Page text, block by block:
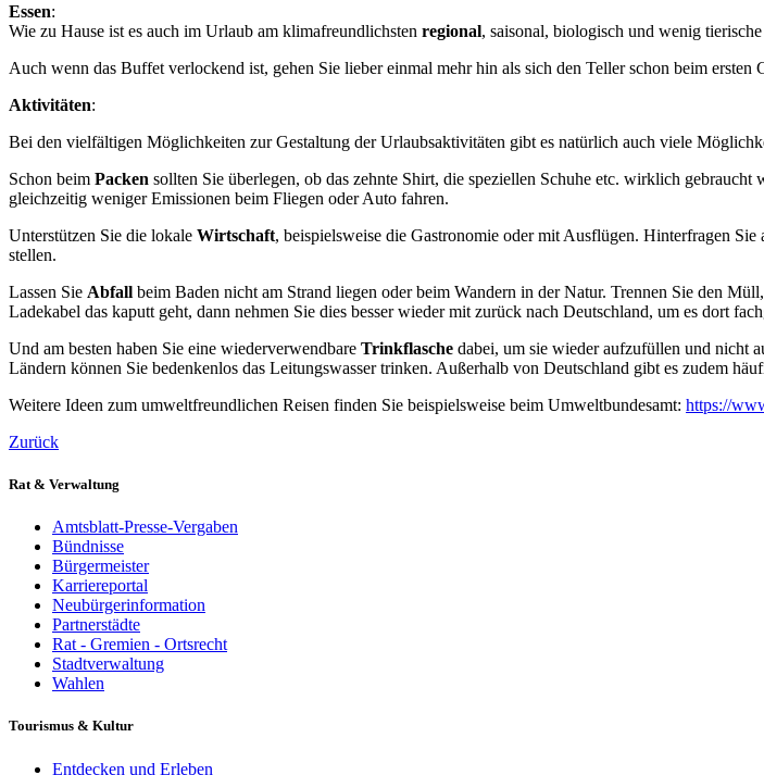
Essen:
Wie zu Hause ist es auch im Urlaub am klimafreundlichsten regional, saisonal, biologisch und wenig
Auch wenn das Buffet verlockend ist, gehen Sie lieber einmal mehr hin als sich den Teller schon beim ersten
Aktivitäten:
Bei den vielfältigen Möglichkeiten zur Gestaltung der Urlaubsaktivitäten gibt es natürlich auch viele
Schon beim Packen sollten Sie überlegen, ob das zehnte Shirt, die speziellen Schuhe etc. wirklich
gleichzeitig weniger Emissionen beim Fliegen oder Auto fahren.
Unterstützen Sie die lokale Wirtschaft, beispielsweise die Gastronomie oder mit Ausflügen. Hinterfragen
stellen.
Lassen Sie Abfall beim Baden nicht am Strand liegen oder beim Wandern in der Natur. Trennen Sie den
Ladekabel das kaputt geht, dann nehmen Sie dies besser wieder mit zurück nach Deutschland, um es dort
Und am besten haben Sie eine wiederverwendbare Trinkflasche dabei, um sie wieder aufzufüllen und nicht
Ländern können Sie bedenkenlos das Leitungswasser trinken. Außerhalb von Deutschland gibt es zudem
Weitere Ideen zum umweltfreundlichen Reisen finden Sie beispielsweise beim Umweltbundesamt: https://
Zurück
Rat & Verwaltung
Amtsblatt-Presse-Vergaben
Bündnisse
Bürgermeister
Karriereportal
Neubürgerinformation
Partnerstädte
Rat - Gremien - Ortsrecht
Stadtverwaltung
Wahlen
Tourismus & Kultur
Entdecken und Erleben